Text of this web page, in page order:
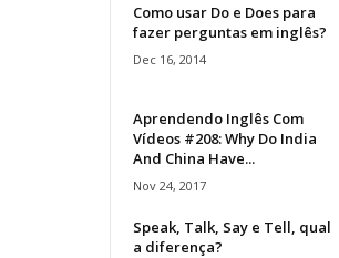
Como usar Do e Does para
fazer perguntas em inglês?
Dec 16, 2014
Aprendendo Inglês Com
Vídeos #208: Why Do India
And China Have...
Nov 24, 2017
Speak, Talk, Say e Tell, qual
a diferença?